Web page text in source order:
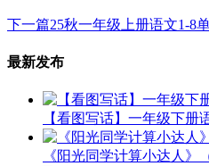
下一篇25秋一年级上册语文1-8
最新发布
【看图写话】一年级下册
《阳光同学计算小达人》